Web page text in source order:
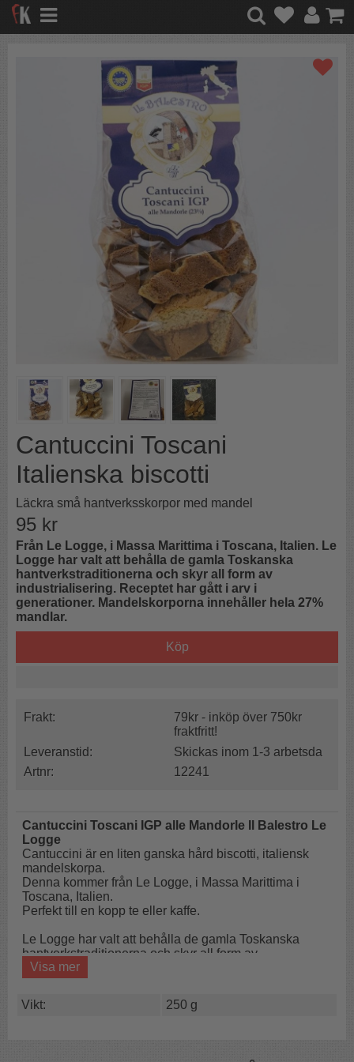
Cantuccini Toscani
Italienska biscotti
Läckra små hantverksskorpor med mandel
95 kr
Från Le Logge, i Massa Marittima i Toscana, Italien. Le
Logge har valt att behålla de gamla Toskanska
hantverkstraditionerna och skyr all form av
industrialisering. Receptet har gått i arv i
generationer. Mandelskorporna innehåller hela 27%
mandlar.
Köp
Frakt:
79kr - inköp över 750kr
fraktfritt!
Leveranstid:
Skickas inom 1-3 arbetsda
Artnr:
12241
Cantuccini Toscani IGP alle Mandorle Il Balestro Le
Logge
Cantuccini är en liten ganska hård biscotti, italiensk
mandelskorpa.
Denna kommer från Le Logge, i Massa Marittima i
Toscana, Italien.
Perfekt till en kopp te eller kaffe.
Le Logge har valt att behålla de gamla Toskanska
hantverkstraditionerna och skyr all form av
industrialisering.
Receptet för de fina mandelskorporna har gått i arv i
riktiga råvaror för att uppnå en bra smakupplevelse.
Visa mer
Vikt: 250 g